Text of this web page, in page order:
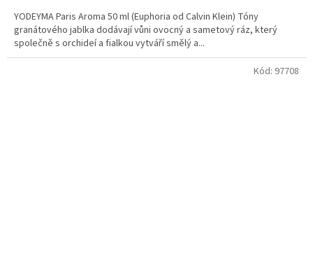
YODEYMA Paris Aroma 50 ml (Euphoria od Calvin Klein) Tóny
granátového jablka dodávají vůni ovocný a sametový ráz, který
společně s orchideí a fialkou vytváří smělý a...
Kód: 97708